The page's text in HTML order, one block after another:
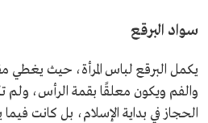
سواد البرقع
يكمل البرقع لباس المرأة، حيث يغطي
والفم ويكون معلقًا بقمة الرأس، ولم
الحجاز في بداية الإسلام، بل كانت